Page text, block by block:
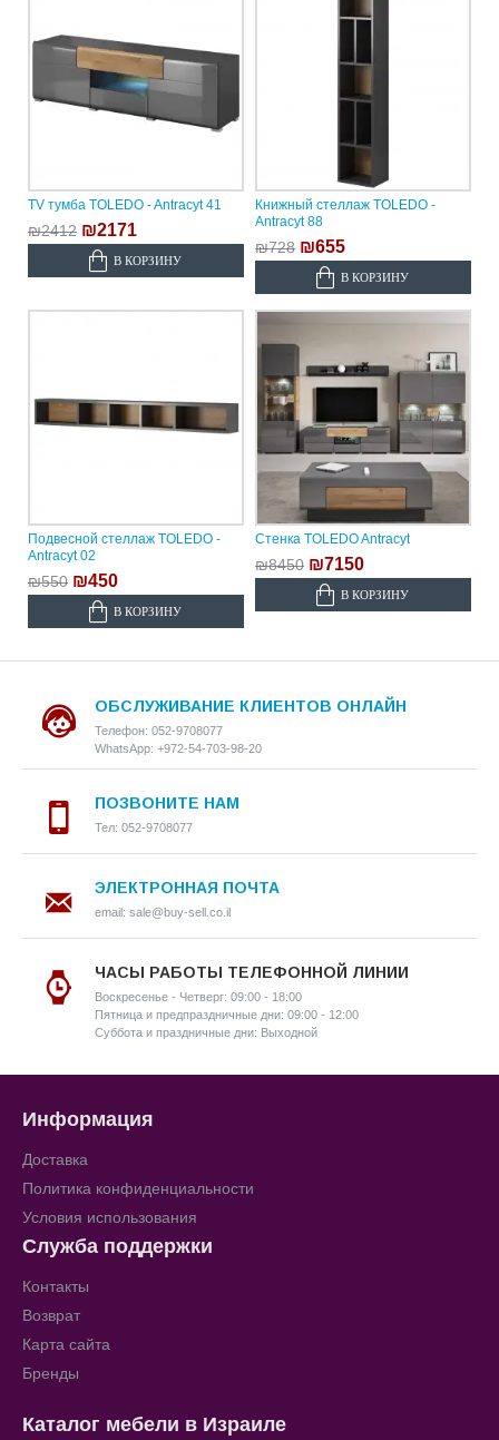
TV тумба TOLEDO - Antracyt 41
₪2412 ₪2171
В КОРЗИНУ
Книжный стеллаж TOLEDO -
Antracyt 88
₪728 ₪655
В КОРЗИНУ
Подвесной стеллаж TOLEDO -
Antracyt 02
₪550 ₪450
В КОРЗИНУ
Стенка TOLEDO Antracyt
₪8450 ₪7150
В КОРЗИНУ
ОБСЛУЖИВАНИЕ КЛИЕНТОВ ОНЛАЙН
Телефон: 052-9708077
WhatsApp: +972-54-703-98-20
ПОЗВОНИТЕ НАМ
Тел: 052-9708077
ЭЛЕКТРОННАЯ ПОЧТА
email: sale@buy-sell.co.il
ЧАСЫ РАБОТЫ ТЕЛЕФОННОЙ ЛИНИИ
Воскресенье - Четверг: 09:00 - 18:00
Пятница и предпраздничные дни: 09:00 - 12:00
Суббота и праздничные дни: Выходной
Информация
Доставка
Политика конфиденциальности
Условия использования
Служба поддержки
Контакты
Возврат
Карта сайта
Бренды
Каталог мебели в Израиле